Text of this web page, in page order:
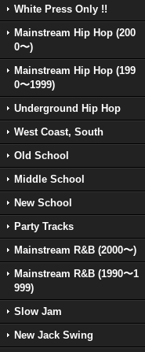
White Press Only !!
Mainstream Hip Hop (200
0〜)
Mainstream Hip Hop (199
0〜1999)
Underground Hip Hop
West Coast, South
Old School
Middle School
New School
Party Tracks
Mainstream R&B (2000〜)
Mainstream R&B (1990〜1
999)
Slow Jam
New Jack Swing